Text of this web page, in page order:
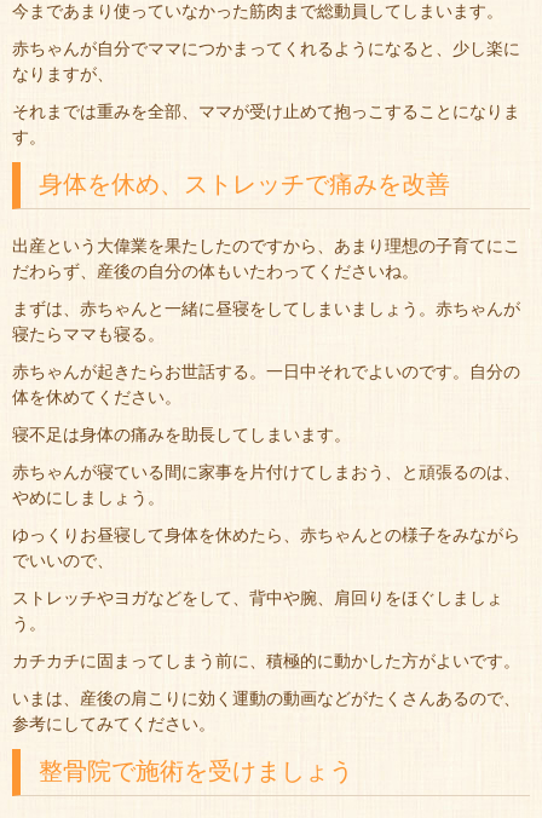
今まであまり使っていなかった筋肉まで総動員してしまいます。
赤ちゃんが自分でママにつかまってくれるようになると、少し楽に
なりますが、
それまでは重みを全部、ママが受け止めて抱っこすることになりま
す。
身体を休め、ストレッチで痛みを改善
出産という大偉業を果たしたのですから、あまり理想の子育てにこ
だわらず、産後の自分の体もいたわってくださいね。
まずは、赤ちゃんと一緒に昼寝をしてしまいましょう。赤ちゃんが
寝たらママも寝る。
赤ちゃんが起きたらお世話する。一日中それでよいのです。自分の
体を休めてください。
寝不足は身体の痛みを助長してしまいます。
赤ちゃんが寝ている間に家事を片付けてしまおう、と頑張るのは、
やめにしましょう。
ゆっくりお昼寝して身体を休めたら、赤ちゃんとの様子をみながら
でいいので、
ストレッチやヨガなどをして、背中や腕、肩回りをほぐしましょ
う。
カチカチに固まってしまう前に、積極的に動かした方がよいです。
いまは、産後の肩こりに効く運動の動画などがたくさんあるので、
参考にしてみてください。
整骨院で施術を受けましょう